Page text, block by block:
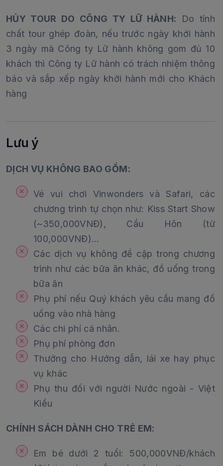
HỦY TOUR DO CÔNG TY LỮ HÀNH: Do tính
chất tour ghép đoàn, nếu trước ngày khởi hành
3 ngày mà Công ty Lữ hành không gom đủ 10
khách thì Công ty Lữ hành có trách nhiệm thông
báo và sắp xếp ngày khởi hành mới cho Khách
hàng
Lưu ý
DỊCH VỤ KHÔNG BAO GỒM:
Vé vui chơi Vinwonders và Safari, các
chương trình tự chọn như: Kiss Start Show
(~350,000VNĐ), Cầu Hôn (từ
100,000VNĐ)…
Các dịch vụ không đề cập trong chương
trình như các bữa ăn khác, đồ uống trong
bữa ăn
Phụ phí nếu Quý khách yêu cầu mang đồ
uống vào nhà hàng
Các chi phí cá nhân.
Phụ phí phòng đơn
Thưởng cho Hướng dẫn, lái xe hay phục
vụ khác
Phụ thu đối với người Nước ngoài - Việt
Kiều
CHÍNH SÁCH DÀNH CHO TRẺ EM:
Em bé dưới 2 tuổi: 500,000VNĐ/khách